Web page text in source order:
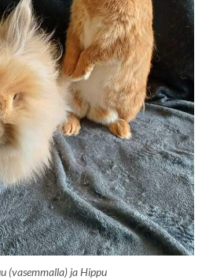
(vasemmalla) ja Hippu